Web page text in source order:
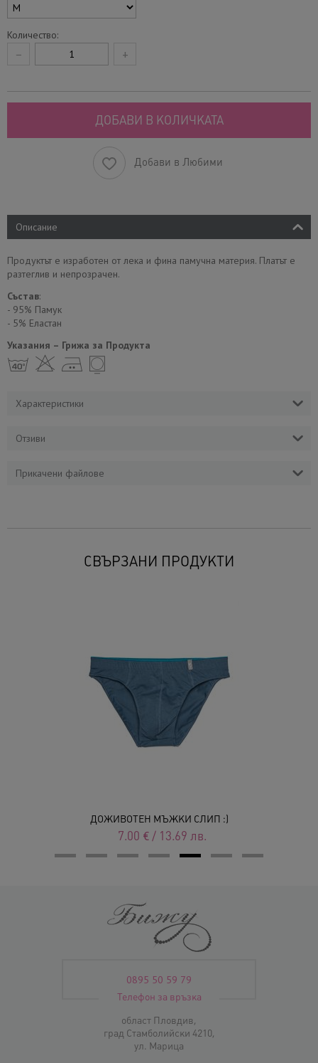
Количество:
+
−
ДОБАВИ В КОЛИЧКАТА
Добави в Любими
Описание
Продуктът е изработен от лека и фина памучна материя. Платът е
разтеглив и непрозрачен.
Състав:
- 95% Памук
- 5% Еластан
Указания – Грижа за Продукта
h H E Y
Характеристики
Отзиви
Прикачени файлове
СВЪРЗАНИ ПРОДУКТИ
ДОЖИВОТЕН МЪЖКИ СЛИП :)
7.00 € / 13.69 лв.
0895 50 59 79
Телефон за връзка
област Пловдив,
град Стамболийски 4210,
ул. Марица